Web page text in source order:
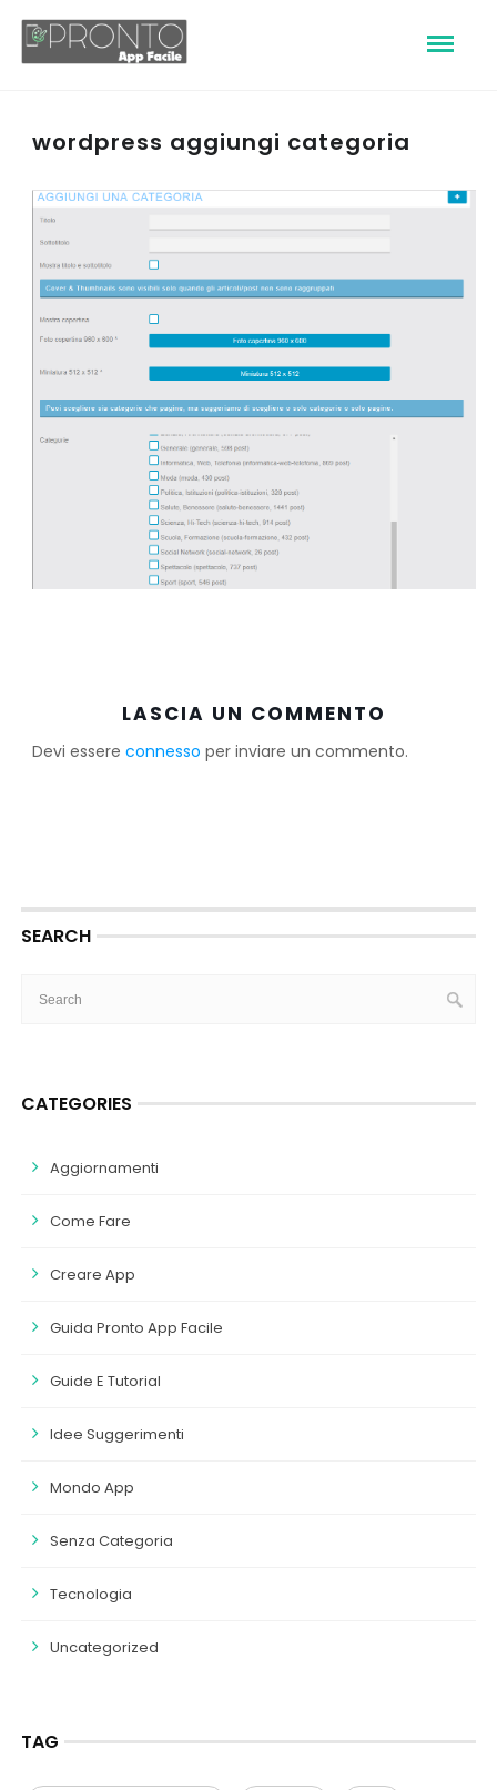
wordpress aggiungi categoria
LASCIA UN COMMENTO
Devi essere connesso per inviare un commento.
SEARCH
CATEGORIES
Aggiornamenti
Come Fare
Creare App
Guida Pronto App Facile
Guide E Tutorial
Idee Suggerimenti
Mondo App
Senza Categoria
Tecnologia
Uncategorized
TAG